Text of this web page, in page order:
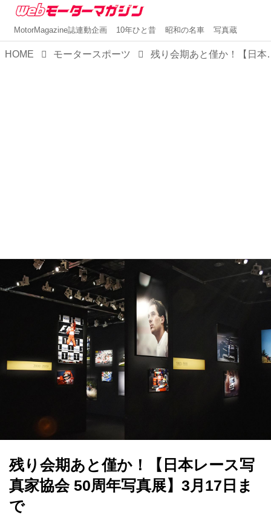
MotorMagazine誌連動企画 10年ひと昔 昭和の名車 写真蔵
HOME モータースポーツ 残り会期あと僅
残り会期あと僅か！【日本レース写
真家協会 50周年写真展】3月17日ま
で